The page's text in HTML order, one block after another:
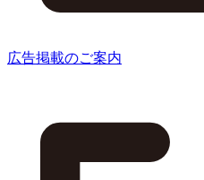
広告掲載のご案内